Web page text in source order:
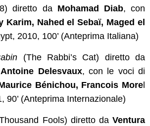
diretto da Mohamad Diab, con
Karim, Nahed el Sebaï, Maged el
2010, 100’ (Anteprima Italiana)
(The Rabbi’s Cat) diretto da
Delesvaux, con le voci di
Bénichou, Francois Morel
90’ (Anteprima Internazionale)
Fools) diretto daVentura